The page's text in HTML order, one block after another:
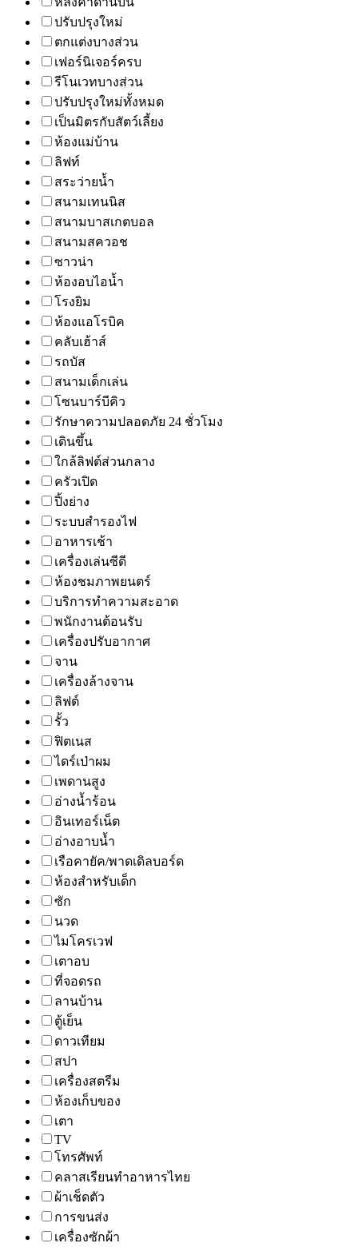
ปรับปรุงใหม่
ตกแต่งบางส่วน
เฟอร์นิเจอร์ครบ
รีโนเวทบางส่วน
ปรับปรุงใหม่ทั้งหมด
เป็นมิตรกับสัตว์เลี้ยง
ห้องแม่บ้าน
ลิฟท์
สระว่ายน้ำ
สนามเทนนิส
สนามบาสเกตบอล
สนามสควอช
ซาวน่า
ห้องอบไอน้ำ
โรงยิม
ห้องแอโรบิค
คลับเฮ้าส์
รถบัส
สนามเด็กเล่น
โซนบาร์บีคิว
รักษาความปลอดภัย 24 ชั่วโมง
เดินขึ้น
ใกล้ลิฟต์ส่วนกลาง
ครัวเปิด
ปิ้งย่าง
ระบบสำรองไฟ
อาหารเช้า
เครื่องเล่นซีดี
ห้องชมภาพยนตร์
บริการทำความสะอาด
พนักงานต้อนรับ
เครื่องปรับอากาศ
จาน
เครื่องล้างจาน
ลิฟต์
รั้ว
ฟิตเนส
ไดร์เป่าผม
เพดานสูง
อ่างน้ำร้อน
อินเทอร์เน็ต
อ่างอาบน้ำ
เรือคายัค/พาดเดิลบอร์ด
ห้องสำหรับเด็ก
ซัก
นวด
ไมโครเวฟ
เตาอบ
ที่จอดรถ
ลานบ้าน
ตู้เย็น
ดาวเทียม
สปา
เครื่องสตรีม
ห้องเก็บของ
เตา
TV
โทรศัพท์
คลาสเรียนทำอาหารไทย
ผ้าเช็ดตัว
การขนส่ง
เครื่องซักผ้า